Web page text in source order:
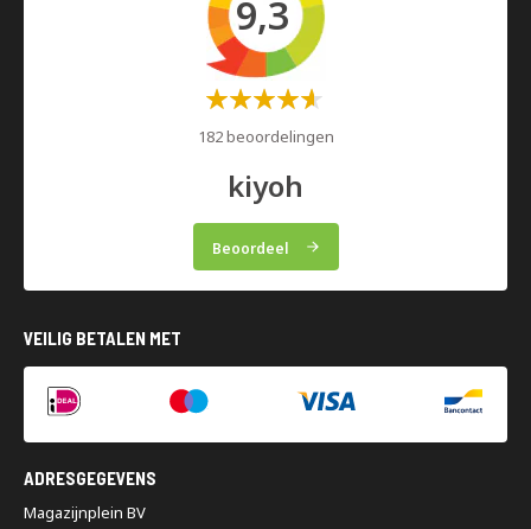
9,3
Waardering:
182 beoordelingen
kiyoh
Beoordeel
VEILIG BETALEN MET
ADRESGEGEVENS
Magazijnplein BV